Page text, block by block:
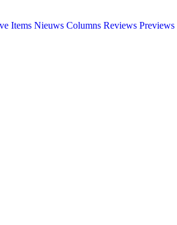
Items Nieuws Columns Reviews Previews